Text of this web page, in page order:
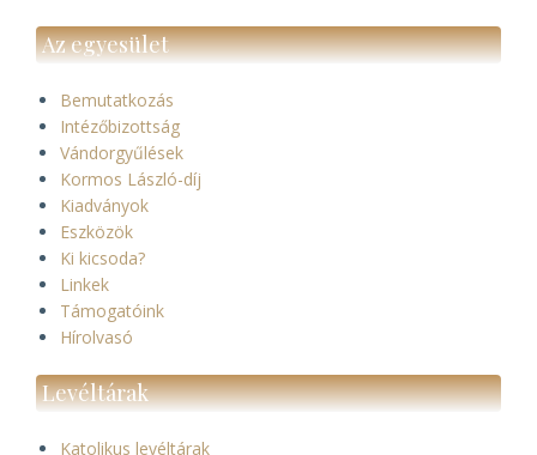
Az egyesület
Bemutatkozás
Intézőbizottság
Vándorgyűlések
Kormos László-díj
Kiadványok
Eszközök
Ki kicsoda?
Linkek
Támogatóink
Hírolvasó
Levéltárak
Katolikus levéltárak